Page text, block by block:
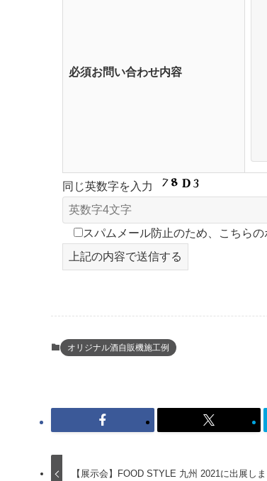
必須お問い合わせ内容
同じ英数字を入力
スパムメール防止のため、こちら
オリジナル酒自販機施工例
【展示会】FOOD STYLE 九州 2021に出展しま